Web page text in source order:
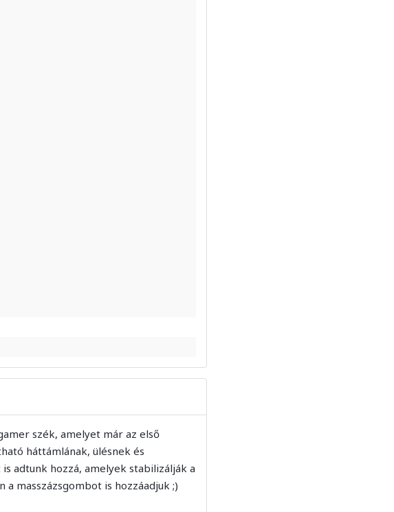
szék, amelyet már az első
háttámlának, ülésnek és
adtunk hozzá, amelyek stabilizálják a
masszázsgombot is hozzáadjuk ;)